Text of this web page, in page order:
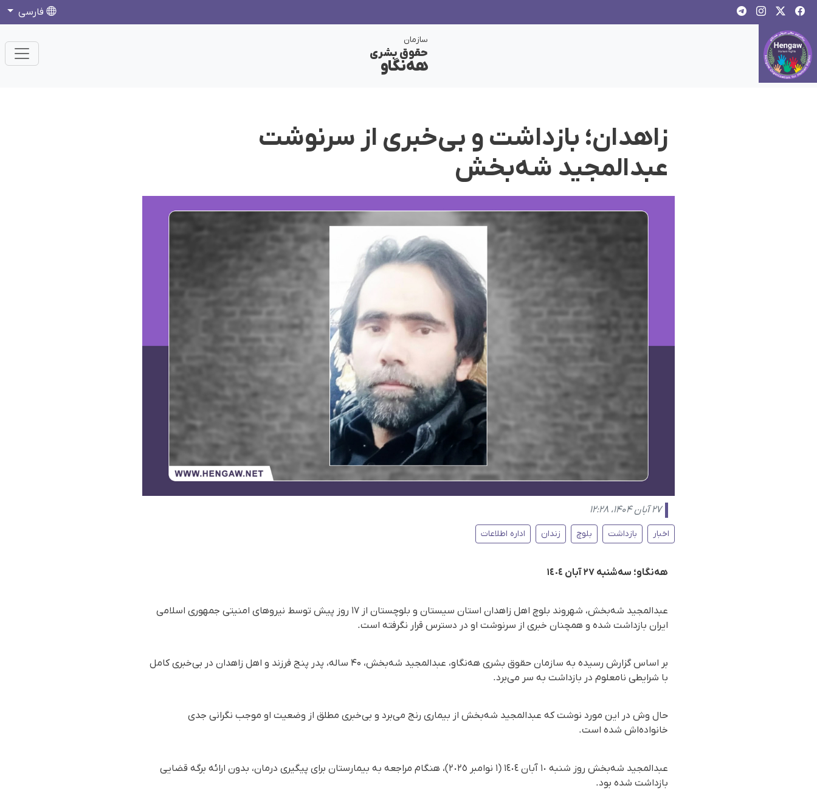
فارسی
سازمان
حقوق بشری
هەنگاو
زاهدان؛ بازداشت و بی‌خبری از سرنوشت
عبدالمجید شه‌بخش
۲۷ آبان ۱۴۰۴، ۱۲:۲۸
اخبار بازداشت بلوچ زندان اداره اطلاعات
هه‌نگاو؛ سه‌شنبه ٢٧ آبان ١٤٠٤
عبدالمجید شه‌بخش، شهروند بلوچ اهل زاهدان استان سیستان و بلوچستان از ١٧ روز پیش توسط نیروهای امنیتی جمهوری اسلامی
ایران بازداشت شده و همچنان خبری از سرنوشت او در دسترس قرار نگرفته است.
بر اساس گزارش رسیده به سازمان حقوق بشری هه‌نگاو، عبدالمجید شه‌بخش، ۴۰ ساله، پدر پنج فرزند و اهل زاهدان در بی‌خبری کامل
با شرایطی نامعلوم در بازداشت به سر می‌برد.
حال وش در این مورد نوشت که عبدالمجید شه‌بخش از بیماری رنج می‌برد و بی‌خبری مطلق از وضعیت او موجب نگرانی جدی
خانواده‌اش شده است.
عبدالمجید شه‌بخش روز شنبه ١٠ آبان ١٤٠٤ (١ نوامبر ٢٠٢٥)، هنگام مراجعه به بیمارستان برای پیگیری درمان، بدون ارائه برگه قضایی
بازداشت شده بود.